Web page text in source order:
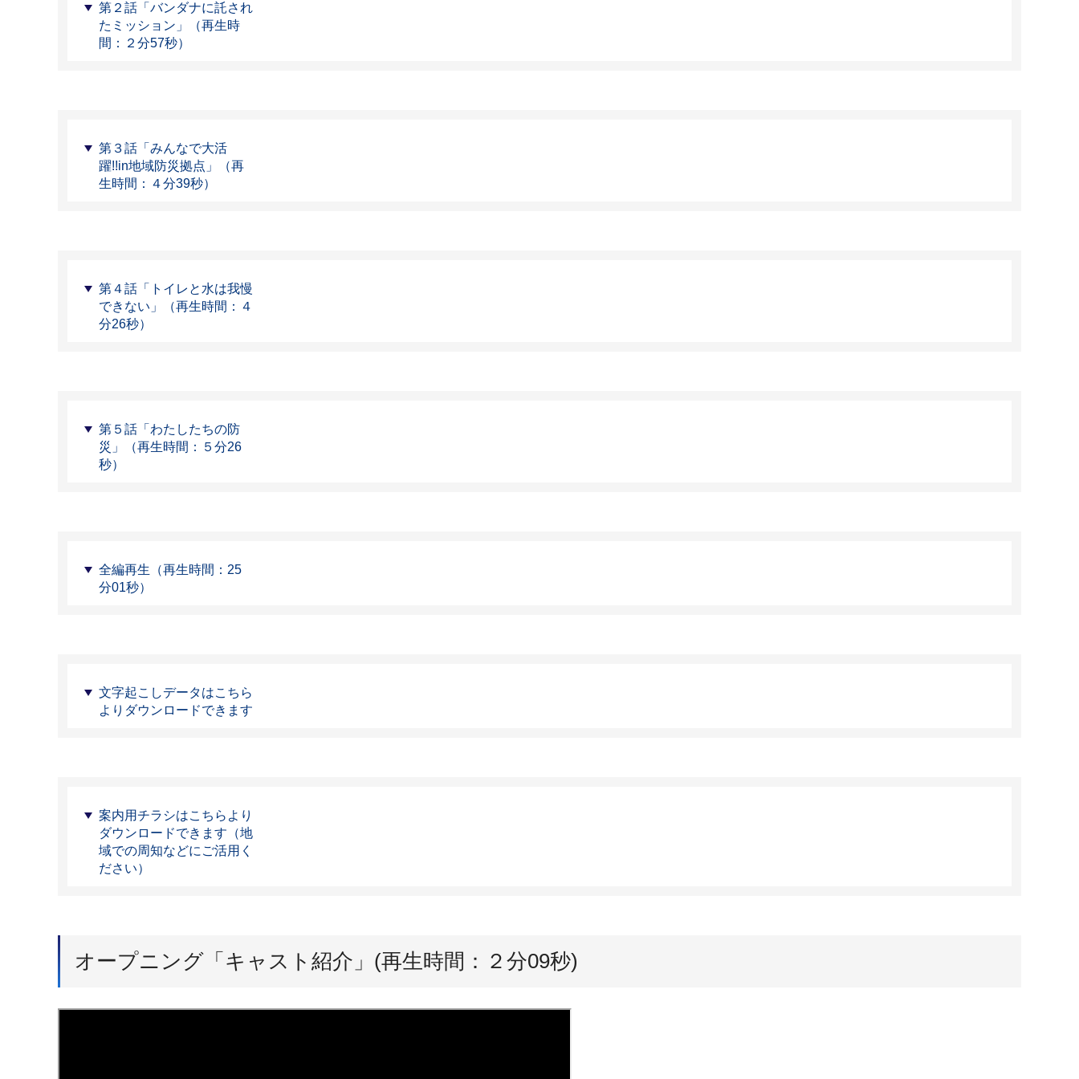
第２話「バンダナに託され
たミッション」（再生時
間：２分57秒）
第３話「みんなで大活
躍!!in地域防災拠点」（再
生時間：４分39秒）
第４話「トイレと水は我慢
できない」（再生時間：４
分26秒）
第５話「わたしたちの防
災」（再生時間：５分26
秒）
全編再生（再生時間：25
分01秒）
文字起こしデータはこちら
よりダウンロードできます
案内用チラシはこちらより
ダウンロードできます（地
域での周知などにご活用く
ださい）
オープニング「キャスト紹介」(再生時間：２分09秒)